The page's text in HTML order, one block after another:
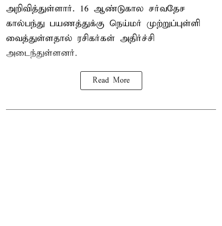
அறிவித்துள்ளார். 16 ஆண்டுகால சர்வதேச
கால்பந்து பயணத்துக்கு நெய்மர் முற்றுப்புள்ளி
வைத்துள்ளதால் ரசிகர்கள் அதிர்ச்சி
அடைந்துள்ளனர்.
Read More